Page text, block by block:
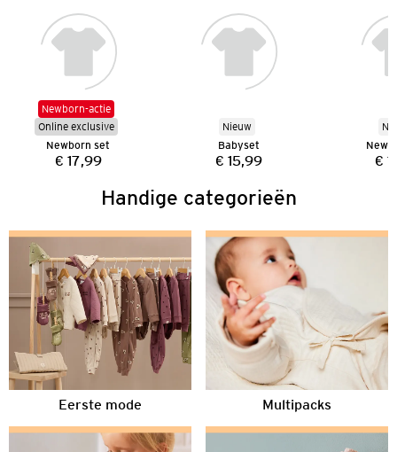
Newborn-actie
Online exclusive
Newborn set
Prijs:
€ 17,99
Nieuw
Babyset
Prijs:
€ 15,99 €
Handige categorieën
Eerste mode Multipacks